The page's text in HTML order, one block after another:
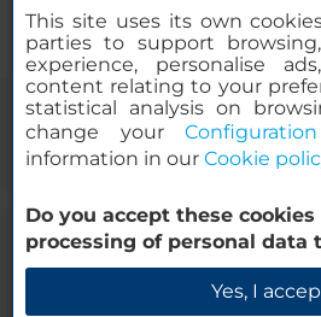
Klokkenluider
© 2000-2026 MINOR HOTELS EUROPE
120. 28003 Madrid,
This site uses its own
parties to support
experience, personalise
content relating to your
statistical analysis on
change yourConfiguration
information in our Cookie
Do you accept these
processing of personal data
Yes, I